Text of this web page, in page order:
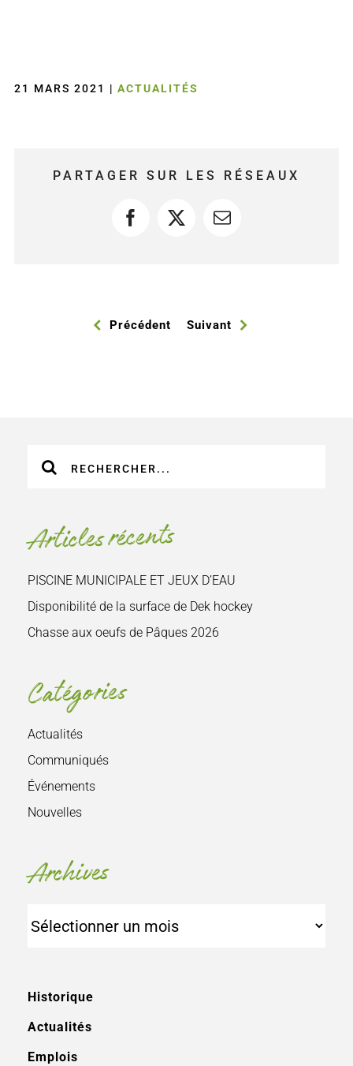
21 MARS 2021 | ACTUALITÉS
PARTAGER SUR LES RÉSEAUX
Facebook
X Courriel
Précédent Suivant
sur
Articles récents
PISCINE MUNICIPALE ET JEUX D’EAU
Disponibilité de la surface de Dek hockey
Chasse aux oeufs de Pâques 2026
Catégories
Actualités
Communiqués
Événements
Nouvelles
Archives
Historique
Actualités
Emplois